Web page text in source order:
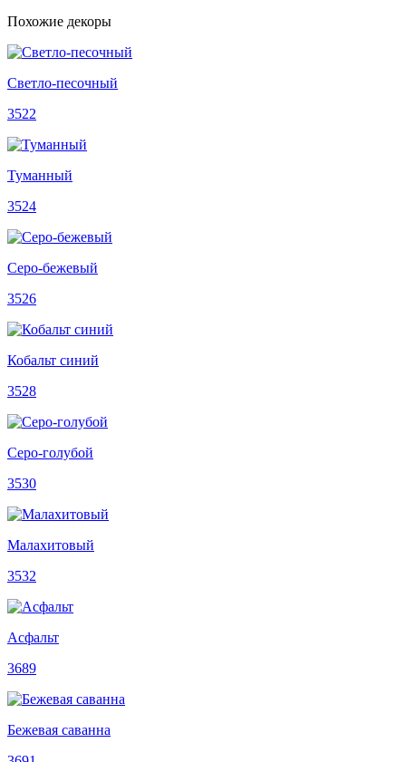
Похожие декоры
Светло-песочный
3522
Туманный
3524
Серо-бежевый
3526
Кобальт синий
3528
Серо-голубой
3530
Малахитовый
3532
Асфальт
3689
Бежевая саванна